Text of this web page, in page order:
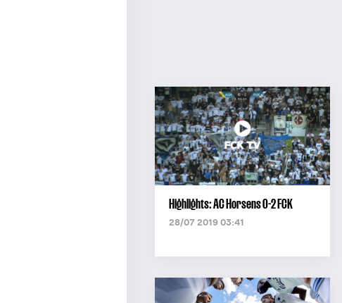
Highlights: AC Horsens 0-2 FCK
28/07 2019 03:41